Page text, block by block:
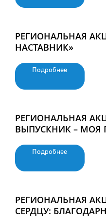
РЕГИОНАЛЬНАЯ
НАСТАВНИК»
Подробнее
РЕГИОНАЛЬНАЯ
ВЫПУСКНИК – МОЯ
Подробнее
РЕГИОНАЛЬНАЯ
СЕРДЦУ: